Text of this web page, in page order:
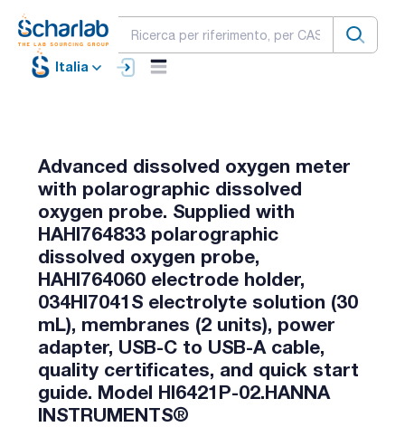
Italia
Advanced dissolved oxygen meter
with polarographic dissolved
oxygen probe. Supplied with
HAHI764833 polarographic
dissolved oxygen probe,
HAHI764060 electrode holder,
034HI7041S electrolyte solution (30
mL), membranes (2 units), power
adapter, USB-C to USB-A cable,
quality certificates, and quick start
guide. Model HI6421P-02.HANNA
INSTRUMENTS®